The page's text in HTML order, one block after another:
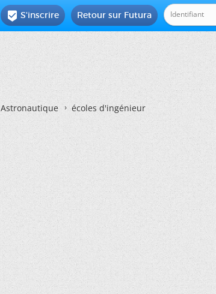
Retour sur Futura
 S'inscrire
Astronautique écoles d'ingénieur